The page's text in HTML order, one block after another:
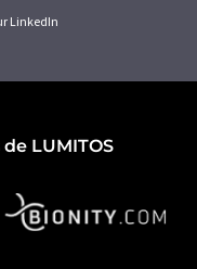
LinkedIn
LUMITOS